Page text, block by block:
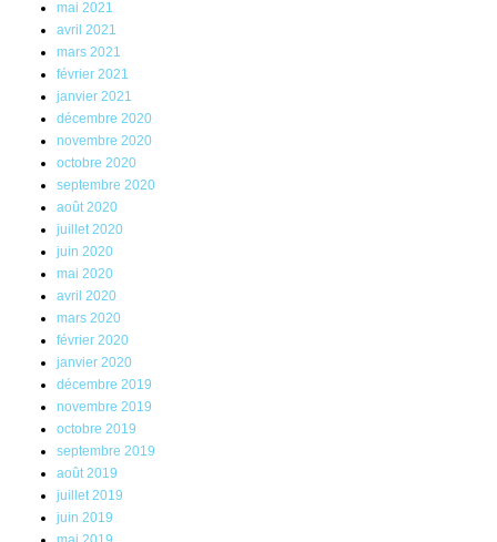
mai 2021
avril 2021
mars 2021
février 2021
janvier 2021
décembre 2020
novembre 2020
octobre 2020
septembre 2020
août 2020
juillet 2020
juin 2020
mai 2020
avril 2020
mars 2020
février 2020
janvier 2020
décembre 2019
novembre 2019
octobre 2019
septembre 2019
août 2019
juillet 2019
juin 2019